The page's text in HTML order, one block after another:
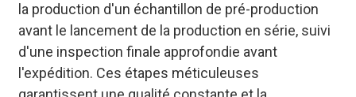
la production d'un échantillon de pré-production
avant le lancement de la production en série, suivi
d'une inspection finale approfondie avant
l'expédition. Ces étapes méticuleuses